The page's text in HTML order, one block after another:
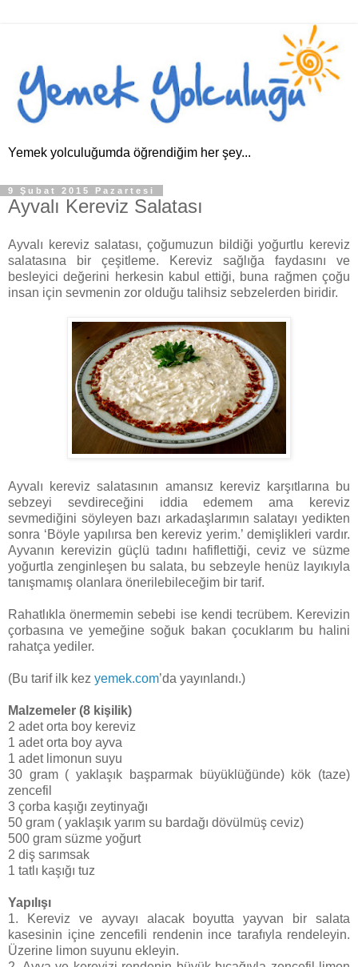
Yemek yolculuğumda öğrendiğim her şey...
9 Şubat 2015 Pazartesi
Ayvalı Kereviz Salatası
Ayvalı kereviz salatası, çoğumuzun bildiği yoğurtlu kereviz
salatasına bir çeşitleme. Kereviz sağlığa faydasını ve
besleyici değerini herkesin kabul ettiği, buna rağmen çoğu
insan için sevmenin zor olduğu talihsiz sebzelerden biridir.
Ayvalı kereviz salatasının amansız kereviz karşıtlarına bu
sebzeyi sevdireceğini iddia edemem ama kereviz
sevmediğini söyleyen bazı arkadaşlarımın salatayı yedikten
sonra ‘Böyle yapılırsa ben kereviz yerim.’ demişlikleri vardır.
Ayvanın kerevizin güçlü tadını hafiflettiği, ceviz ve süzme
yoğurtla zenginleşen bu salata, bu sebzeyle henüz layıkıyla
tanışmamış olanlara önerilebileceğim bir tarif.
Rahatlıkla önermemin sebebi ise kendi tecrübem. Kerevizin
çorbasına ve yemeğine soğuk bakan çocuklarım bu halini
rahatça yediler.
(Bu tarif ilk kez yemek.com’da yayınlandı.)
Malzemeler (8 kişilik)
2 adet orta boy kereviz
1 adet orta boy ayva
1 adet limonun suyu
30 gram ( yaklaşık başparmak büyüklüğünde) kök (taze)
zencefil
3 çorba kaşığı zeytinyağı
50 gram ( yaklaşık yarım su bardağı dövülmüş ceviz)
500 gram süzme yoğurt
2 diş sarımsak
1 tatlı kaşığı tuz
Yapılışı
1. Kereviz ve ayvayı alacak boyutta yayvan bir salata
kasesinin içine zencefili rendenin ince tarafıyla rendeleyin.
Üzerine limon suyunu ekleyin.